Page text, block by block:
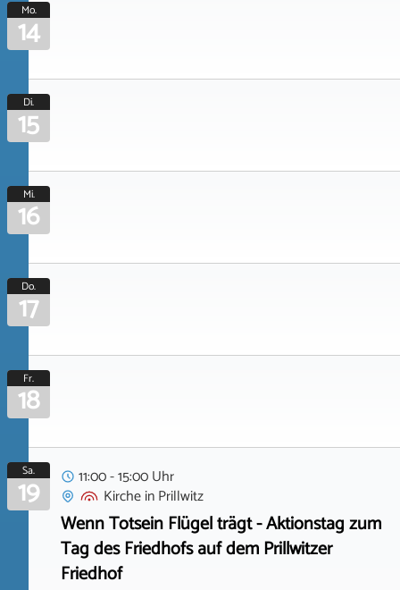
Mo.
14
Di.
15
Mi.
16
Do.
17
Fr.
18
Sa.
19
11:00 - 15:00 Uhr
KircheinPrillwitz
Wenn Totsein Flügel trägt - Aktionstag zum
Tag des Friedhofs auf dem Prillwitzer
Friedhof